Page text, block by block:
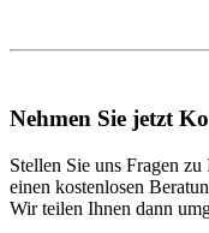
Nehmen Sie jetzt
Stellen Sie uns Fragen
einen kostenlosen
Wir teilen Ihnen dann